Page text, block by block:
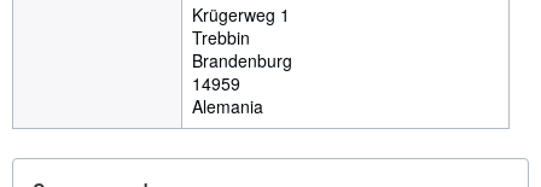
Krügerweg 1
Trebbin
Brandenburg
14959
Alemania